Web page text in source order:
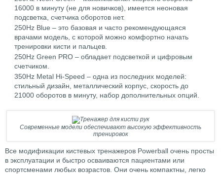
16000 в минуту (не для новичков), имеется неоновая
подсветка, счетчика оборотов нет.
250Нz Blue – это базовая и часто рекомендующаяся
врачами модель, с которой можно комфортно начать
тренировки кисти и пальцев.
250Нz Green PRO – обладает подсветкой и цифровым
счетчиком.
350Нz Metal Hi-Speed – одна из последних моделей:
стильный дизайн, металлический корпус, скорость до
21000 оборотов в минуту, набор дополнительных опций.
Современные модели обеспечивают высокую эффективность
тренировок
Все модификации кистевых тренажеров Рowerball очень просты
в эксплуатации и быстро осваиваются пациентами или
спортсменами любых возрастов. Они очень компактны, легко